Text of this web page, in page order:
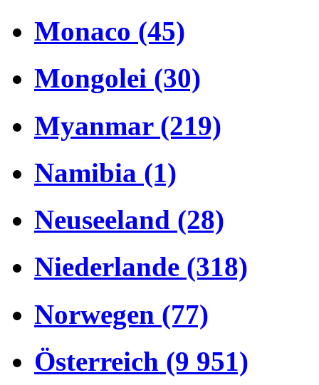
Monaco (45)
Mongolei (30)
Myanmar (219)
Namibia (1)
Neuseeland (28)
Niederlande (318)
Norwegen (77)
Österreich (9 951)